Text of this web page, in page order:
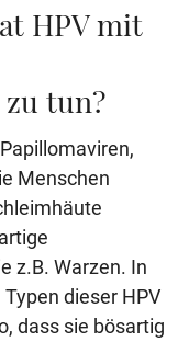
HPV mit
tun?
Menschen
z.B. Warzen. In
dieser HPV
dass sie bösartig